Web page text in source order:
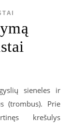
sieneles ir
(trombus). Prie
krešulys